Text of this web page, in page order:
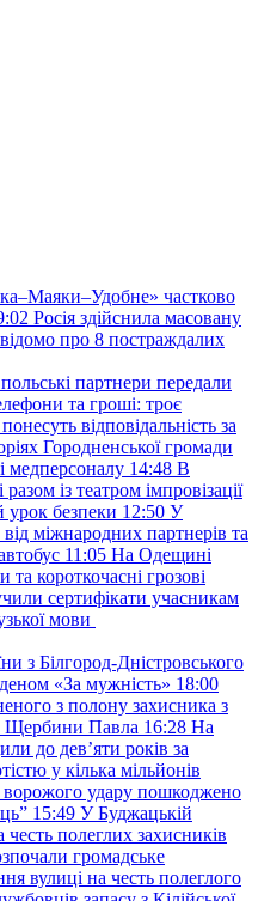
частково
Росія здійснила масовану
про 8 постраждалих
партнери передали
та гроші: троє
відповідальність за
Городненської громади
медперсоналу 14:48 В
із театром імпровізації
урок безпеки 12:50 У
міжнародних партнерів та
11:05 На Одещині
короткочасні грозові
сертифікати учасникам
мови
з Білгород-Дністровського
«За мужність» 18:00
з полону захисника з
Щербини Павла 16:28 На
до дев’яти років за
у кілька мільйонів
ворожого удару пошкоджено
15:49 У Буджацькій
полеглих захисників
громадське
вулиці на честь полеглого